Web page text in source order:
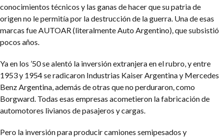
conocimientos técnicos y las ganas de hacer que su patria de
origen no le permitía por la destrucción de la guerra. Una de esas
marcas fue AUTOAR (literalmente Auto Argentino), que subsistió
pocos años.
Ya en los ’50 se alentó la inversión extranjera en el rubro, y entre
1953 y 1954 se radicaron Industrias Kaiser Argentina y Mercedes
Benz Argentina, además de otras que no perduraron, como
Borgward. Todas esas empresas acometieron la fabricación de
automotores livianos de pasajeros y cargas.
Pero la inversión para producir camiones semipesados y